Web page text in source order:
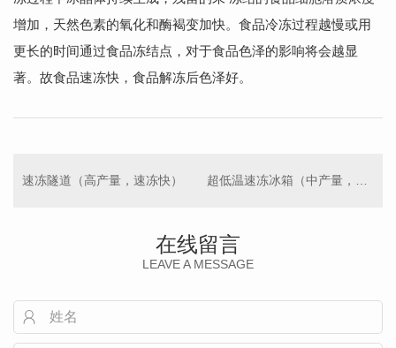
增加，天然色素的氧化和酶褐变加快。食品冷冻过程越慢或用
更长的时间通过食品冻结点，对于食品色泽的影响将会越显
著。故食品速冻快，食品解冻后色泽好。
速冻隧道（高产量，速冻快） 超低温速冻冰箱（中产量，成本低）
在线留言
LEAVE A MESSAGE